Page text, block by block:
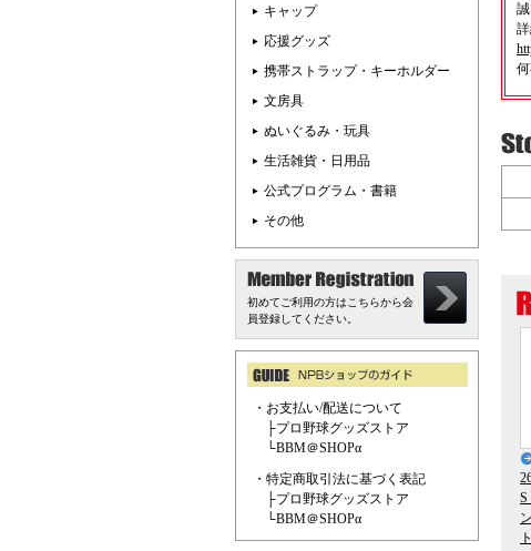
S
キャップ
応援グッズ
携帯ストラップ・キーホルダー
文房具
ぬいぐるみ・玩具
生活雑貨・日用品
公式プログラム・書籍
その他
初めてご利用の方はこちらから会
員登録してください。
・お支払い/配送について
├プロ野球グッズストア
└BBM＠SHOPα
・特定商取引法に基づく表記
├プロ野球グッズストア
└BBM＠SHOPα